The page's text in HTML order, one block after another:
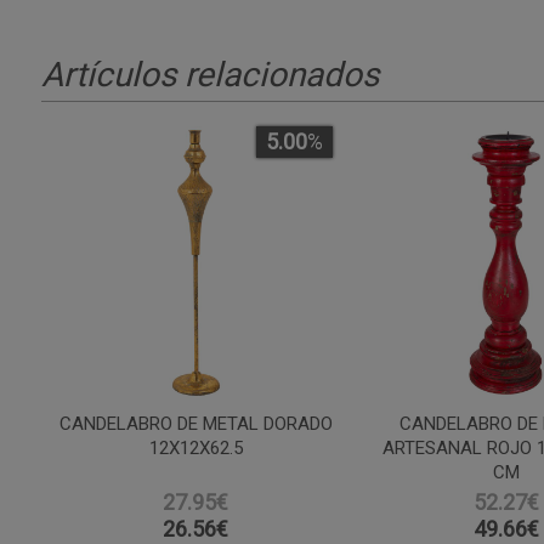
Artículos relacionados
CANDELABRO DE METAL DORADO
12X12X62.5
27.95€
5.00%
26.56€
CANDELABRO
ARTESANAL ROJO
CM
52.27€
49.66€